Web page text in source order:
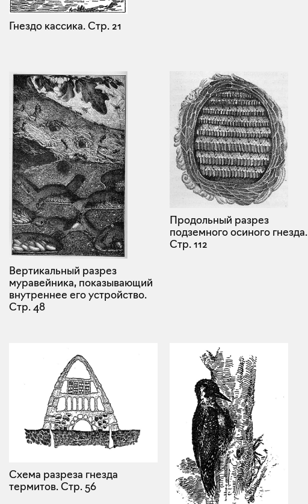
Гнездо кассика. Стр. 21
Вертикальный разрез
муравейника, показывающий
внутреннее его устройство.
Стр. 48
Продольный разрез
подземного осиного гнезда.
Стр. 112
Схема разреза гнезда
термитов. Стр. 56